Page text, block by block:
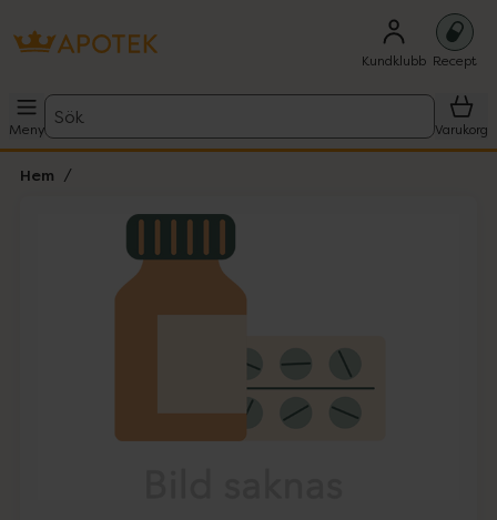
Kundklubb Recept
Meny
Sök
Varukorg
Hem
Lista: . Innehåller 1 objekt.